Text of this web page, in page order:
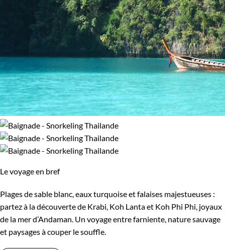
Le voyage en bref
Plages de sable blanc, eaux turquoise et falaises majestueuses :
partez à la découverte de Krabi, Koh Lanta et Koh Phi Phi, joyaux
de la mer d’Andaman. Un voyage entre farniente, nature sauvage
et paysages à couper le souffle.